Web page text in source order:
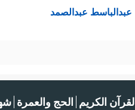
عبدالباسط عبدالصمد
القرآن الكريم الحج والعمرة